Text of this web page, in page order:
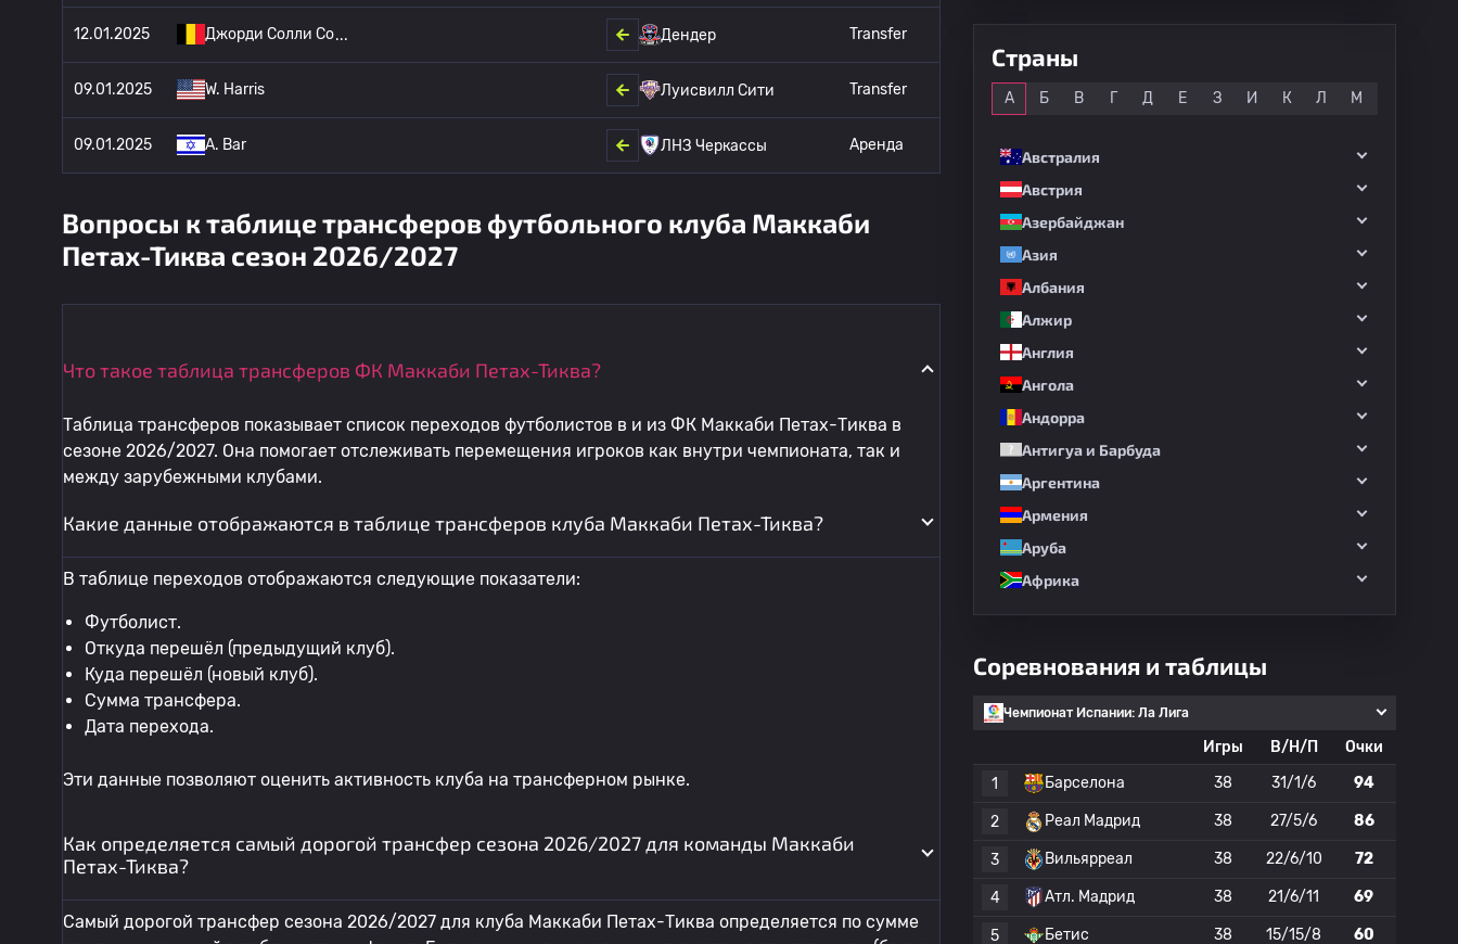
12.01.2025 Джорди Солли Со Дендер Transfer
09.01.2025 W. Harris Луисвилл Сити Transfer
09.01.2025 A. Bar ЛНЗ Черкассы Аренда
Вопросы к таблице трансферов футбольного клуба Маккаби
Петах-Тиква сезон 2026/2027
Что такое таблица трансферов ФК Маккаби Петах-Тиква?
Таблица трансферов показывает список переходов футболистов в и из ФК Маккаби Петах-Тиква в
сезоне 2026/2027. Она помогает отслеживать перемещения игроков как внутри чемпионата, так и
между зарубежными клубами.
Какие данные отображаются в таблице трансферов клуба Маккаби Петах-Тиква?
В таблице переходов отображаются следующие показатели:
Футболист.
Откуда перешёл (предыдущий клуб).
Куда перешёл (новый клуб).
Сумма трансфера.
Дата перехода.
Эти данные позволяют оценить активность клуба на трансферном рынке.
Как определяется самый дорогой трансфер сезона 2026/2027 для команды Маккаби
Петах-Тиква?
Самый дорогой трансфер сезона 2026/2027 для клуба Маккаби Петах-Тиква определяется по сумме
Страны
А Б В Г Д Е З И К Л М
Австралия
Австрия
Азербайджан
Азия
Албания
Алжир
Англия
Ангола
Андорра
Антигуа и Барбуда
Аргентина
Армения
Аруба
Африка
Соревнования и таблицы
Чемпионат Испании: Ла Лига
Игры В/Н/П
Очки
1
Барселона 38 31/1/6 94
2 Реал Мадрид 38 27/5/6 86
3 Вильярреал 38 22/6/10 72
4 Атл. Мадрид 38 21/6/11 69
5 Бетис 38 15/15/8 60